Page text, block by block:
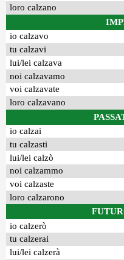
loro calzano
io calzavo
tu calzavi
lui/lei calzava
noi calzavamo
voi calzavate
loro calzavano
io calzai
tu calzasti
lui/lei calzò
noi calzammo
voi calzaste
loro calzarono
io calzerò
tu calzerai
lui/lei calzerà